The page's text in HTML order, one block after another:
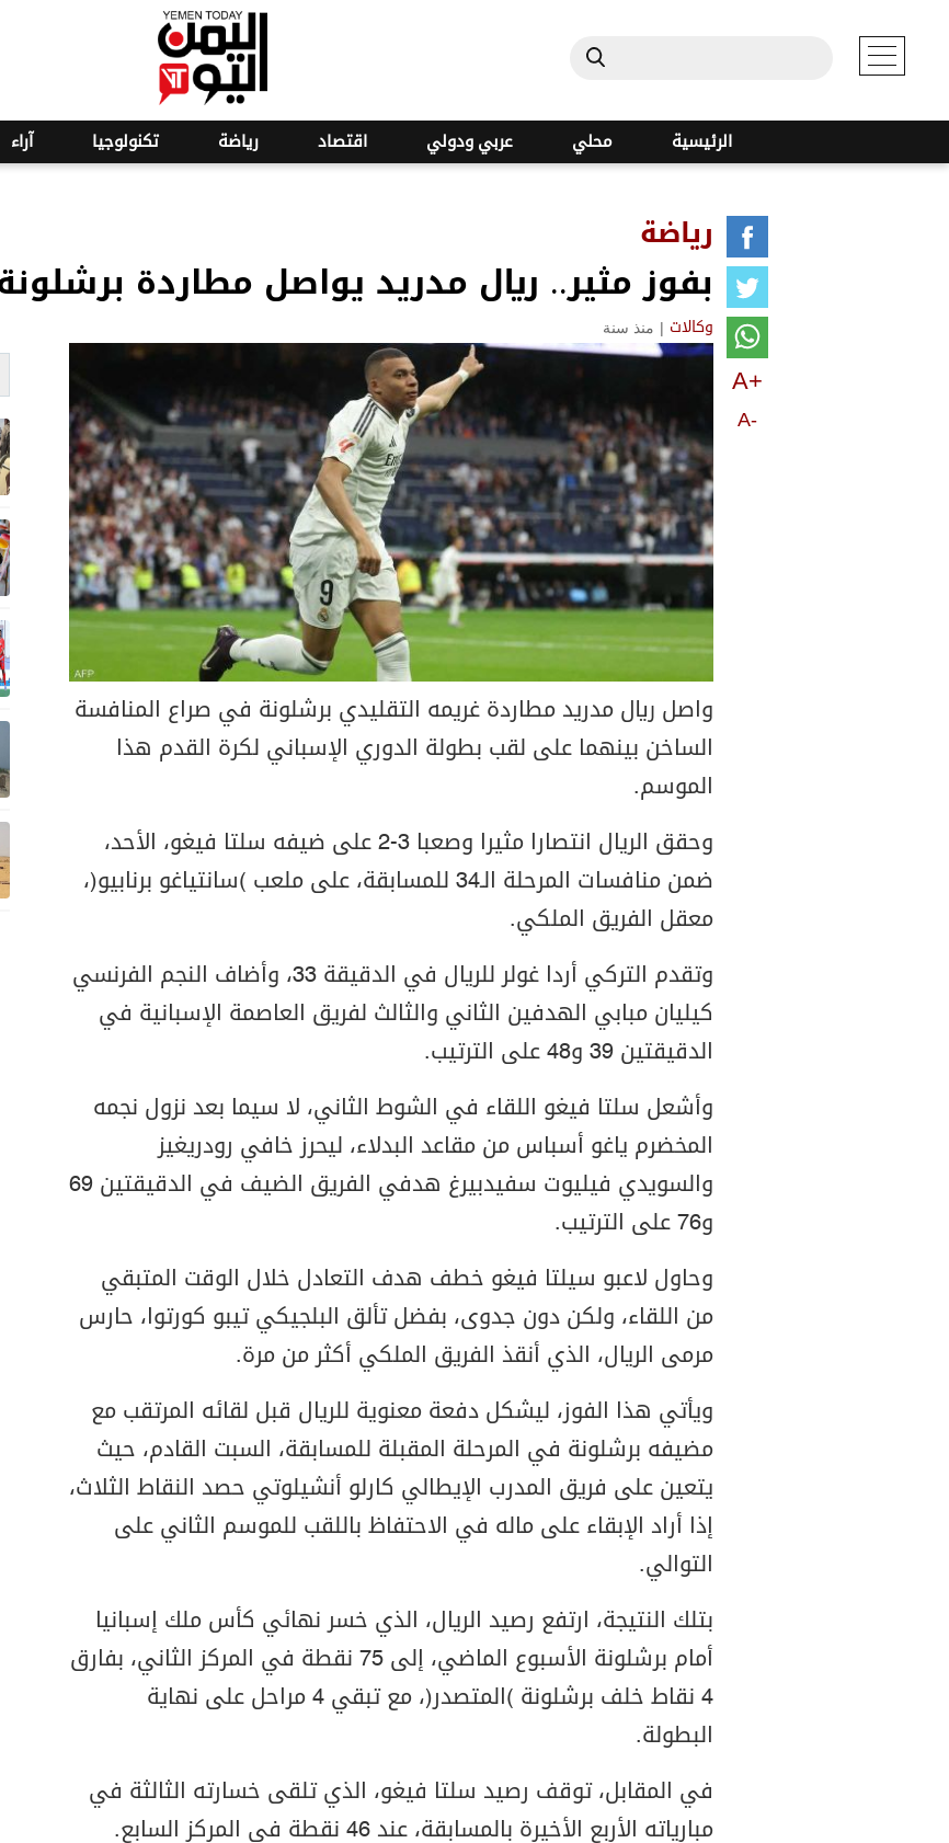
الرئيسية محلي عربي ودولي اقتصاد رياضة تكنولوجيا آراء
رياضة
بفوز مثير.. ريال مدريد يواصل مطاردة
وكالات | منذ سنة
A+
A-
واصل ريال مدريد مطاردة غريمه التقليدي برشلونة في صراع المنافسة
الساخن بينهما على لقب بطولة الدوري الإسباني لكرة القدم هذا
الموسم.
وحقق الريال انتصارا مثيرا وصعبا 3-2 على ضيفه سلتا فيغو، الأحد،
ضمن منافسات المرحلة الـ34 للمسابقة، على ملعب (سانتياغو برنابيو)،
معقل الفريق الملكي.
وتقدم التركي أردا غولر للريال في الدقيقة 33، وأضاف النجم الفرنسي
كيليان مبابي الهدفين الثاني والثالث لفريق العاصمة الإسبانية في
الدقيقتين 39 و48 على الترتيب.
وأشعل سلتا فيغو اللقاء في الشوط الثاني، لا سيما بعد نزول نجمه
المخضرم ياغو أسباس من مقاعد البدلاء، ليحرز خافي رودريغيز
والسويدي فيليوت سفيدبيرغ هدفي الفريق الضيف في الدقيقتين 69
و76 على الترتيب.
وحاول لاعبو سيلتا فيغو خطف هدف التعادل خلال الوقت المتبقي
من اللقاء، ولكن دون جدوى، بفضل تألق البلجيكي تيبو كورتوا، حارس
مرمى الريال، الذي أنقذ الفريق الملكي أكثر من مرة.
ويأتي هذا الفوز، ليشكل دفعة معنوية للريال قبل لقائه المرتقب مع
مضيفه برشلونة في المرحلة المقبلة للمسابقة، السبت القادم، حيث
يتعين على فريق المدرب الإيطالي كارلو أنشيلوتي حصد النقاط الثلاث،
إذا أراد الإبقاء على ماله في الاحتفاظ باللقب للموسم الثاني على
التوالي.
بتلك النتيجة، ارتفع رصيد الريال، الذي خسر نهائي كأس ملك إسبانيا
أمام برشلونة الأسبوع الماضي، إلى 75 نقطة في المركز الثاني، بفارق
4 نقاط خلف برشلونة (المتصدر)، مع تبقي 4 مراحل على نهاية
البطولة.
في المقابل، توقف رصيد سلتا فيغو، الذي تلقى خسارته الثالثة في
مبارياته الأربع الأخيرة بالمسابقة، عند 46 نقطة في المركز السابع.